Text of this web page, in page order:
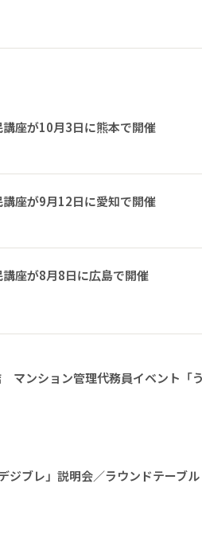
座が10月3日に熊本で開催
座が9月12日に愛知で開催
座が8月8日に広島で開催
ンション管理代務員イベント「
ブレ」説明会／ラウンドテーブル